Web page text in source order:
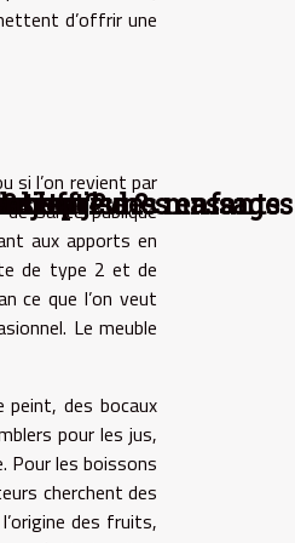
d’offrir une
si l’on revient par
santé publique
aux apports en
de type 2 et de
ce que l’on veut
Le meuble
peint, des bocaux
pour les jus,
Pour les boissons
cherchent des
des fruits,
les jeunes enfants
?
jeu
offre des massages
? ?